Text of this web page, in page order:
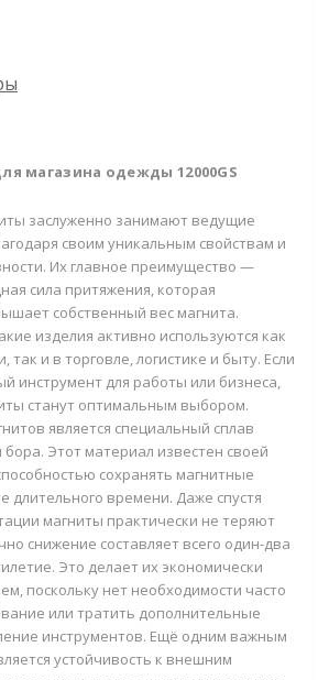
магазина одежды 12000GS
заслуженно занимают ведущие
своим уникальным свойствам и
Их главное преимущество —
сила притяжения, которая
собственный вес магнита.
изделия активно используются как
и в торговле, логистике и быту. Если
инструмент для работы или бизнеса,
станут оптимальным выбором.
является специальный сплав
Этот материал известен своей
сохранять магнитные
длительного времени. Даже спустя
магниты практически не теряют
снижение составляет всего один-два
Это делает их экономически
поскольку нет необходимости часто
или тратить дополнительные
инструментов. Ещё одним важным
устойчивость к внешним